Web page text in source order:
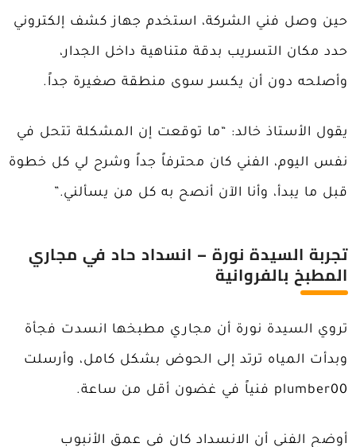
حين وصل فني الشركة، استخدم جهاز كشف إلكتروني
حدد مكان التسريب بدقة متناهية داخل الجدار،
وأصلحه دون أن يكسر سوى منطقة صغيرة جداً.
يقول الأستاذ خالد: “ما توقعت إن المشكلة تتحل في
نفس اليوم، الفني كان محترفاً جداً وشرح لي كل خطوة
قبل ما يبدأ، وأنا الآن أنصح به كل من يسألني.”
تجربة السيدة نورة – انسداد حاد في مجاري
المطبخ بالفروانية
تروي السيدة نورة أن مجاري مطبخها انسدت فجأة
وبدأت المياه ترتد إلى الحوض بشكل كامل، وأرسلت
plumber00 فنياً في غضون أقل من ساعة.
أوضح الفني أن الانسداد كان في عمق الأنبوب